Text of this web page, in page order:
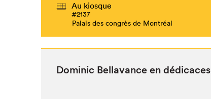
Au kiosque
#2137
Palais des congrès de Montréal
Dominic Bella­vance en dédicaces